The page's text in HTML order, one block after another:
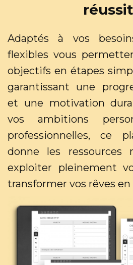
Adaptés à vos
flexibles vous
objectifs en étapes
garantissant une
et une motivation
vos ambitions
professionnelles, ce
donne les ressources
exploiter pleinement
transformer vos rêves en